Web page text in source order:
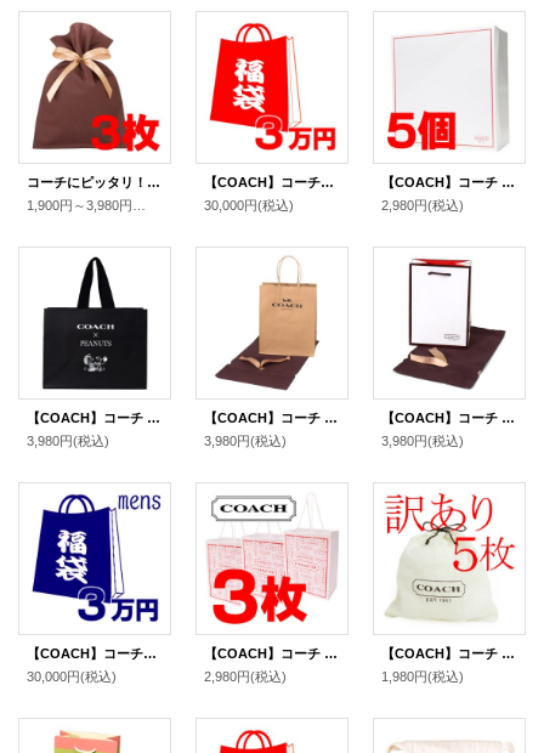
コーチにピッタリ！リボン付き特製高級布袋 ブラウン 〔3枚セット〕（送料無料）
【COACH】コーチの超お得レディース福袋〔3万円〕（送料無料）
30,000円(税込)
【COACH】コーチ 純正ボックスL ホワイト〔5個セット〕（送料無料）
2,980円(税込)
【COACH】コーチ スヌーピー ショップバッグ ピーナッツ コラボ 純正紙袋 ブラックマルチ（送料無料）
3,980円(税込)
【COACH】コーチ 純正紙袋 リボン付き 巾着布袋 セット プレゼントキット ギフトキット ギフトセット ラッピングセット ブラウン（送料無料）
3,980円(税込)
【COACH】コーチ 純正紙袋 ミニ ブティック リボン付き 巾着布袋 セット プレゼントキット ギフトキット ギフトセット ラッピングセット マルチ（送料無料）
3,980円(税込)
【COACH】コーチの超お得メンズ福袋〔3万円〕（送料無料）
30,000円(税込)
【COACH】コーチ 純正訳あり紙袋Sサイズ 〔3枚セット〕（送料無料）
2,980円(税込)
【COACH】コーチ 純正保存袋 SSサイズ 〔5枚セット〕【訳あり】（送料無料）
1,980円(税込)